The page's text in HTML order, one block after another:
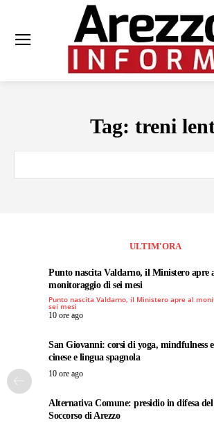
Tag: treni
ULTIM'ORA
Punto nascita Valdarno, il Ministero apre
monitoraggio di sei mesi
Punto nascita Valdarno, il Ministero apre al
sei mesi
10 ore ago
San Giovanni: corsi di yoga, mindfulness
cinese e lingua spagnola
10 ore ago
Alternativa Comune: presidio in difesa
Soccorso di Arezzo